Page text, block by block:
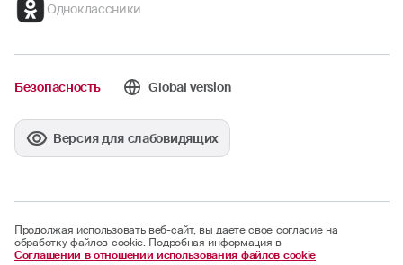
Одноклассники
Безопасность Global version
Версия для слабовидящих
Продолжая использовать веб-сайт, вы даете свое согласие на
обработку файлов cookie. Подробная информация в
Соглашении в отношении использования файлов cookie